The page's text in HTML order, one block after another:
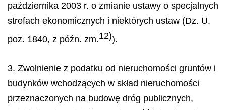
października 2003 r. o zmianie ustawy o specjalnych
strefach ekonomicznych i niektórych ustaw (Dz. U.
poz. 1840, z późn. zm.12)).
3. Zwolnienie z podatku od nieruchomości gruntów i
budynków wchodzących w skład nieruchomości
przeznaczonych na budowę dróg publicznych,